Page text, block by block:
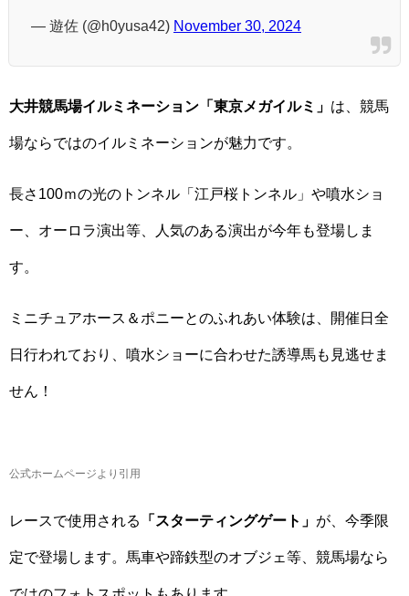
— 遊佐 (@h0yusa42) November 30, 2024
大井競馬場イルミネーション「東京メガイルミ」 は、競馬
場ならではのイルミネーションが魅力です。
長さ100ｍの光のトンネル「江戸桜トンネル」や噴水ショ
ー、オーロラ演出等、人気のある演出が今年も登場しま
す。
ミニチュアホース＆ポニーとのふれあい体験は、開催日全
日行われており、噴水ショーに合わせた誘導馬も見逃せま
せん！
公式ホームページより引用
レースで使用される 「スターティングゲート」 が、今季限
定で登場します。馬車や蹄鉄型のオブジェ等、競馬場なら